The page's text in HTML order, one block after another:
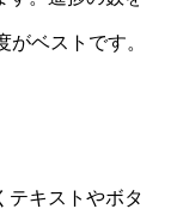
ベストです。
テキストやボタ